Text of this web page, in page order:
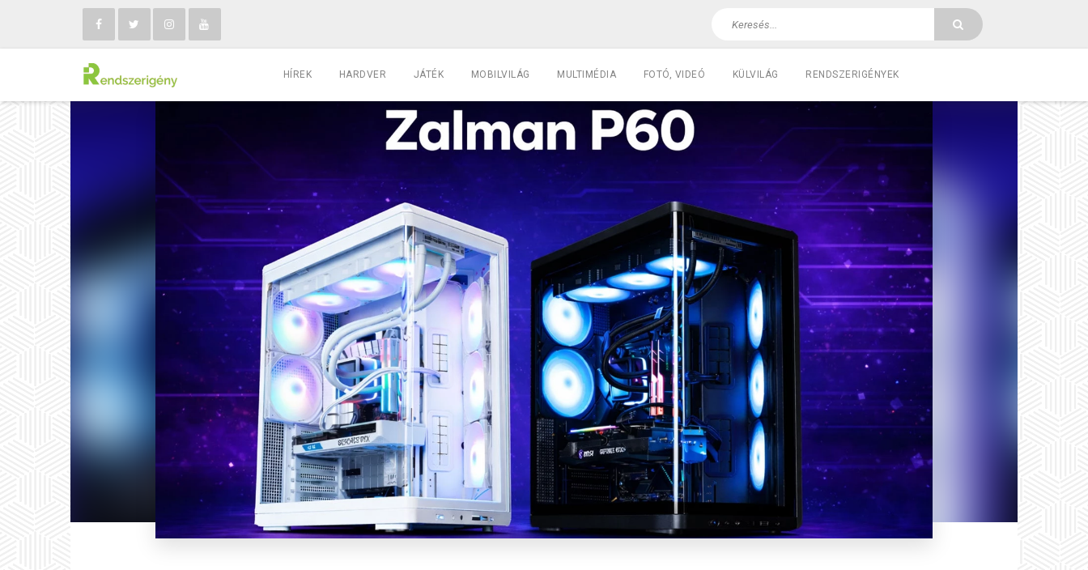
HÍREK HARDVER JÁTÉK MOBILVILÁG MULTIMÉDIA FOTÓ, VIDEÓ KÜLVILÁG RENDSZERIGÉNYEK